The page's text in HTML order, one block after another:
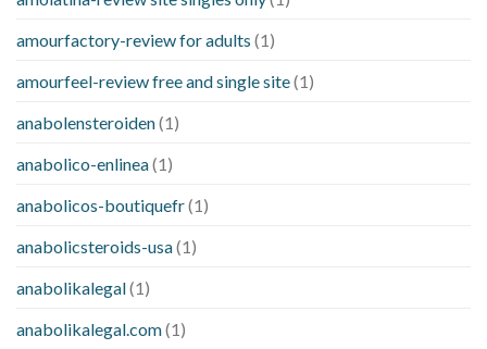
amourfactory-review for adults (1)
amourfeel-review free and single site(1)
anabolensteroiden(1)
anabolico-enlinea(1)
anabolicos-boutiquefr(1)
anabolicsteroids-usa(1)
anabolikalegal(1)
anabolikalegal.com(1)